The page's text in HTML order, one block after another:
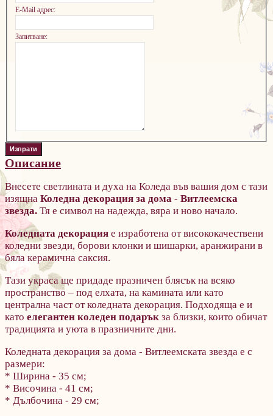
E-Mail адрес:
Запитване:
Описание
Внесете светлината и духа на Коледа във вашия дом с тази
изящна Коледна декорация за дома - Витлеемска
звезда. Тя е символ на надежда, вяра и ново начало.
Коледната декорация е изработена от висококачествени
коледни звезди, борови клонки и шишарки, аранжирани в
бяла керамична саксия.
Тази украса ще придаде празничен блясък на всяко
пространство – под елхата, на камината или като
централна част от коледната декорация. Подходяща е и
като елегантен коледен подарък за близки, които обичат
традицията и уюта в празничните дни.
Коледната декорация за дома - Витлеемската звезда е с
размери:
* Ширина - 35 см;
* Височина - 41 см;
* Дълбочина - 29 см;